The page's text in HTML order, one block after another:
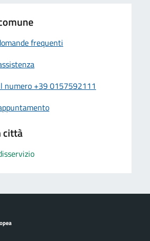
frequenti
numero +39 0157592111
città